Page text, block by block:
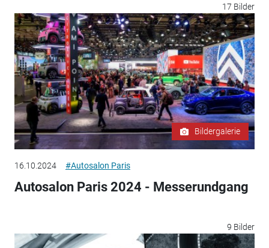
17 Bilder
Bildergalerie
16.10.2024 #Autosalon Paris
Autosalon Paris 2024 - Messerundgang
9 Bilder